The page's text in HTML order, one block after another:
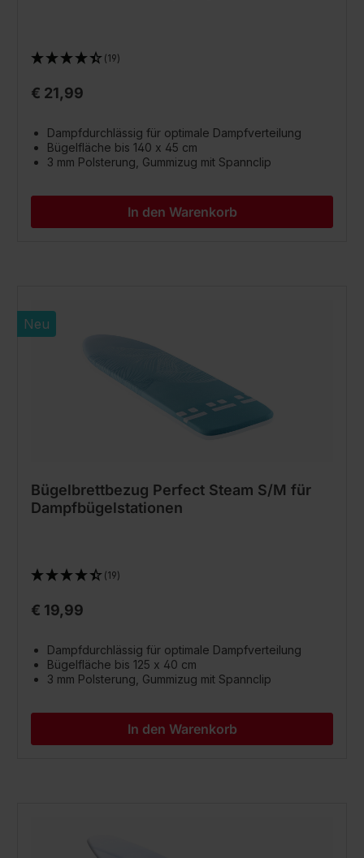
(19)
€ 21,99
Dampfdurchlässig für optimale Dampfverteilung
Bügelfläche bis 140 x 45 cm
3 mm Polsterung, Gummizug mit Spannclip
In den Warenkorb
Neu
Bügelbrettbezug Perfect Steam S/M für
Dampfbügelstationen
(19)
€ 19,99
Dampfdurchlässig für optimale Dampfverteilung
Bügelfläche bis 125 x 40 cm
3 mm Polsterung, Gummizug mit Spannclip
In den Warenkorb